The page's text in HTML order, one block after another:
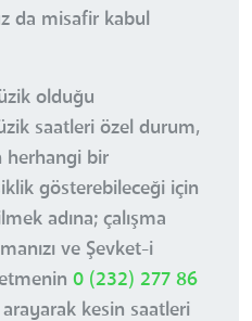
da misafir kabul
olduğu
saatleri özel durum,
herhangi bir
gösterebileceği için
adına; çalışma
ve Şevket-i
0 (232) 277 86
arayarak kesin saatleri